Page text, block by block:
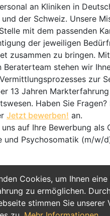
Cookies, um Ihnen eine
zu ermöglichen.
stimmen Sie unserer
an Kliniken in
der Schweiz. Unsere
mit dem passenden
der jeweiligen
zusammen zu bringen.
Beraterteam stehen wir
zur
13 Jahren
Haben Sie Fragen?
Jetzt bewerben! an.
auf Ihre Bewerbung als
und Psychosomatik (m/w/
Jetzt Bewerben